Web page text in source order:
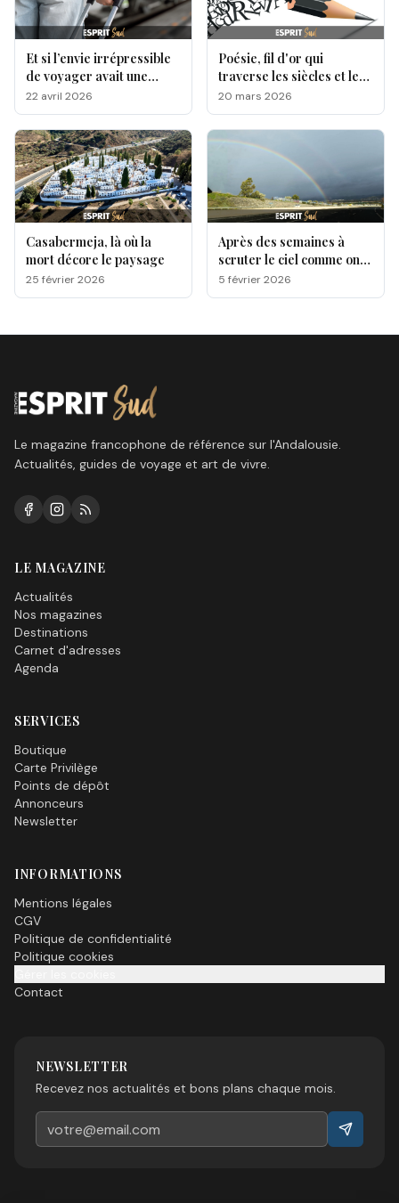
Et si l’envie irrépressible
de voyager avait une
origine génétique ?
22 avril 2026
Poésie, fil d'or qui
traverse les siècles et les
cultures
20 mars 2026
Casabermeja, là où la
mort décore le paysage
25 février 2026
Après des semaines à
scruter le ciel comme on
attend une lettre qui
n’arrive pas, une question
quand le soleil va-t-il
5 février 2026
Le magazine francophone de référence sur l'Andalousie.
Actualités, guides de voyage et art de vivre.
LE MAGAZINE
Actualités
Nos magazines
Destinations
Carnet d'adresses
Agenda
SERVICES
Boutique
Carte Privilège
Points de dépôt
Annonceurs
Newsletter
INFORMATIONS
Mentions légales
CGV
Politique de confidentialité
Politique cookies
Contact
NEWSLETTER
Recevez nos actualités et bons plans chaque mois.